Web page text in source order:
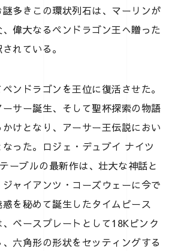
多きこの環状列石は、マーリンが
偉大なるペンドラゴン王へ贈った
れている。
ンドラゴンを王位に復活させた。
サー誕生、そして聖杯探索の物語
けとなり、アーサー王伝説におい
った。ロジェ・デュブイ ナイツ
ーブルの最新作は、壮大な神話と
ャイアンツ・コーズウェーに今で
を秘めて誕生したタイムピース
ベースプレートとして18Kピンク
六角形の形状をセッティングする